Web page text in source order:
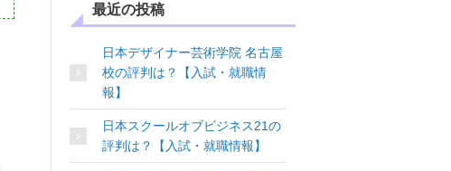
最近の投稿
日本デザイナー芸術学院 名古屋
校の評判は？【入試・就職情
報】
日本スクールオブビジネス21の
評判は？【入試・就職情報】